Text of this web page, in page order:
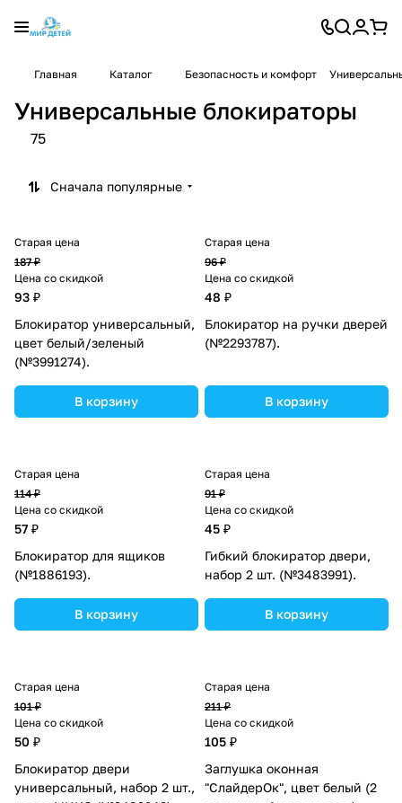
Главная Каталог Безопасность и комфорт
Универсальные блокираторы
75
Сначала популярные
Старая цена
187 ₽
Цена со скидкой
93 ₽
Блокиратор универсальный,
цвет белый/зеленый
(№3991274).
В корзину
Старая цена
96 ₽
Цена со скидкой
48 ₽
Блокиратор на ручки дверей
(№2293787).
В корзину
Старая цена
114 ₽
Цена со скидкой
57 ₽
Блокиратор для ящиков
(№1886193).
В корзину
Старая цена
91 ₽
Цена со скидкой
45 ₽
Гибкий блокиратор двери,
набор 2 шт. (№3483991).
В корзину
Старая цена
101 ₽
Цена со скидкой
50 ₽
Блокиратор двери
универсальный, набор 2 шт.,
Старая цена
211 ₽
Цена со скидкой
105 ₽
Заглушка оконная
"СлайдерОк", цвет белый (2